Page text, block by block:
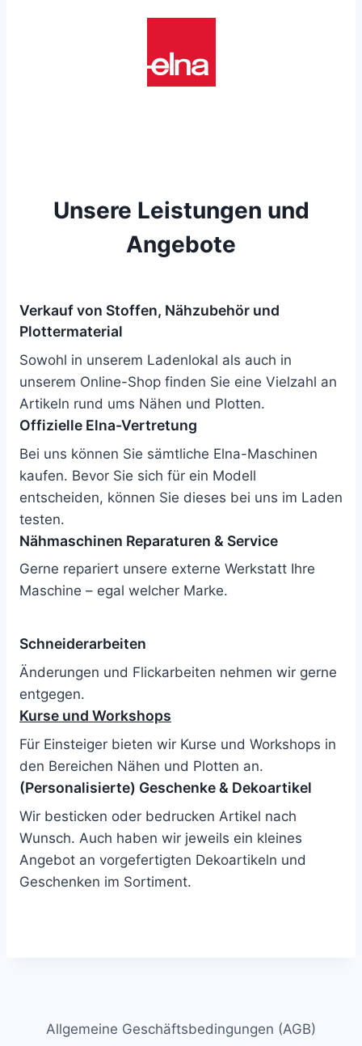
Unsere Leistungen und
Angebote
Verkauf von Stoffen, Nähzubehör und
Plottermaterial
Sowohl in unserem Ladenlokal als auch in
unserem Online-Shop finden Sie eine Vielzahl an
Artikeln rund ums Nähen und Plotten.
Offizielle Elna-Vertretung
Bei uns können Sie sämtliche Elna-Maschinen
kaufen. Bevor Sie sich für ein Modell
entscheiden, können Sie dieses bei uns im Laden
testen.
Nähmaschinen Reparaturen & Service
Gerne repariert unsere externe Werkstatt Ihre
Maschine – egal welcher Marke.
Schneiderarbeiten
Änderungen und Flickarbeiten nehmen wir gerne
entgegen.
Kurse und Workshops
Für Einsteiger bieten wir Kurse und Workshops in
den Bereichen Nähen und Plotten an.
(Personalisierte) Geschenke & Dekoartikel
Wir besticken oder bedrucken Artikel nach
Wunsch. Auch haben wir jeweils ein kleines
Angebot an vorgefertigten Dekoartikeln und
Geschenken im Sortiment.
Allgemeine Geschäftsbedingungen (AGB)